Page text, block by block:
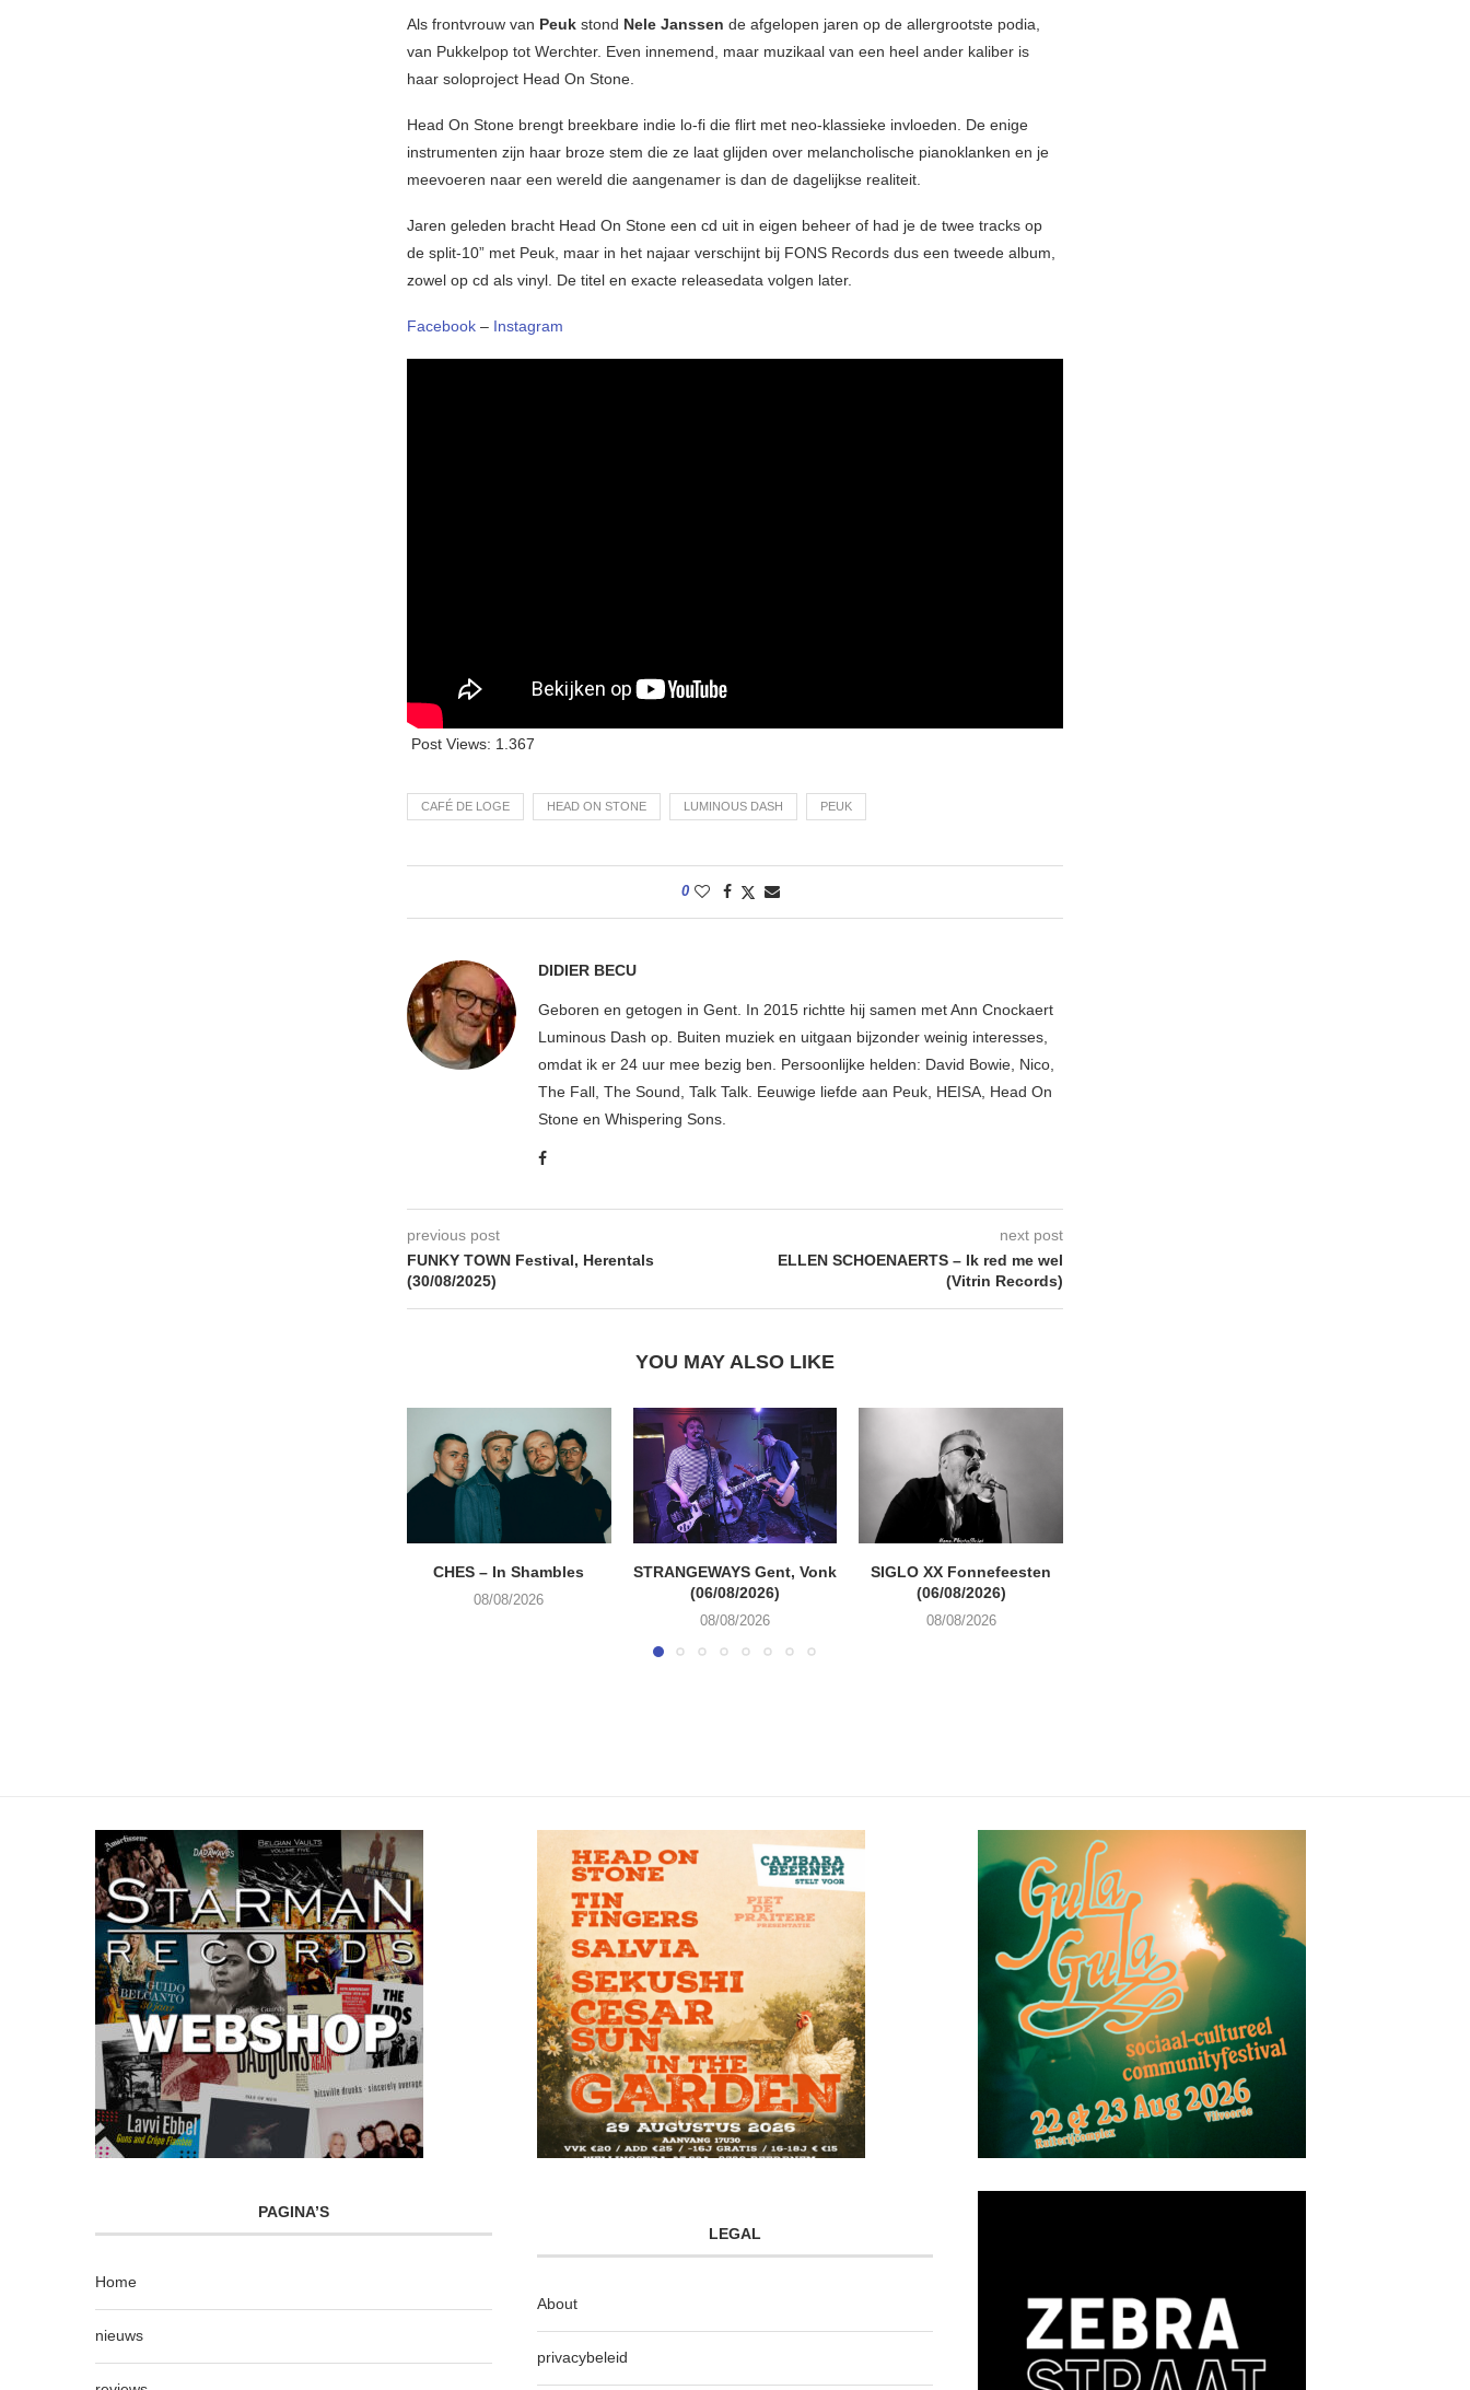
Als frontvrouw van Peuk stond Nele Janssen de afgelopen jaren op de allergrootste podia,
van Pukkelpop tot Werchter. Even innemend, maar muzikaal van een heel ander kaliber is
haar soloproject Head On Stone.
Head On Stone brengt breekbare indie lo-fi die flirt met neo-klassieke invloeden. De enige
instrumenten zijn haar broze stem die ze laat glijden over melancholische pianoklanken en je
meevoeren naar een wereld die aangenamer is dan de dagelijkse realiteit.
Jaren geleden bracht Head On Stone een cd uit in eigen beheer of had je de twee tracks op
de split-10” met Peuk, maar in het najaar verschijnt bij FONS Records dus een tweede album,
zowel op cd als vinyl. De titel en exacte releasedata volgen later.
Facebook – Instagram
Post Views: 1.367
CAFÉ DE LOGE HEAD ON STONE LUMINOUS DASH PEUK
0
DIDIER BECU
Geboren en getogen in Gent. In 2015 richtte hij samen met Ann Cnockaert
Luminous Dash op. Buiten muziek en uitgaan bijzonder weinig interesses,
omdat ik er 24 uur mee bezig ben. Persoonlijke helden: David Bowie, Nico,
The Fall, The Sound, Talk Talk. Eeuwige liefde aan Peuk, HEISA, Head On
Stone en Whispering Sons.
previous post
FUNKY TOWN Festival, Herentals
(30/08/2025)
next post
ELLEN SCHOENAERTS – Ik red me wel
(Vitrin Records)
YOU MAY ALSO LIKE
CHES – In Shambles
08/08/2026
STRANGEWAYS Gent, Vonk
(06/08/2026)
08/08/2026
SIGLO XX Fonnefeesten
(06/08/2026)
08/08/2026
PAGINA’S
Home
nieuws
LEGAL
About
privacybeleid